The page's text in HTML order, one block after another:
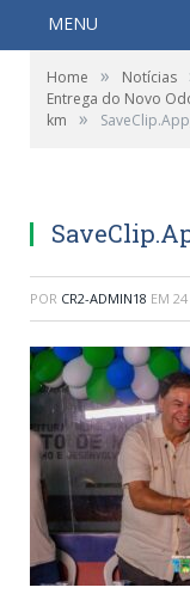
MENU
Home » Notícias
Entrega do Novo
km
»
POR CR2-ADMIN18 EM